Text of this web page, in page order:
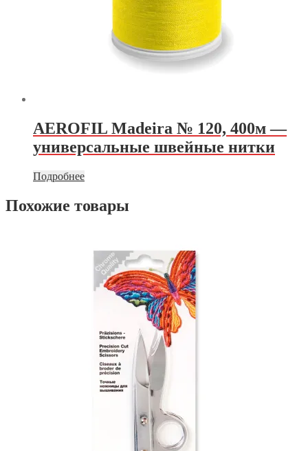
AEROFIL Madeira № 120, 400м —
универсальные швейные нитки
Подробнее
Похожие товары